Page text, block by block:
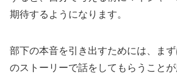
期待するようになります。
部下の本音を引き出すためには、ま
のストーリーで話をしてもらうこと